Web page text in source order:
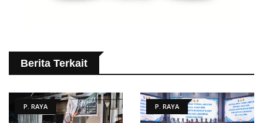
Berita Terkait
P. RAYA P. RAYA